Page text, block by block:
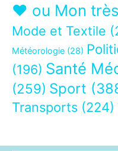
❤ ou Mon
Mode et Textile
Météorologie (28)
(196) Santé
(259) Sport
Transports (224)